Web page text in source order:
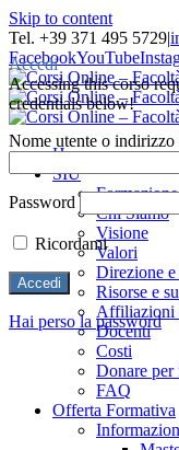
Skip to content
Tel. +39 371 495 5729|
FacebookYouTube
Home
SIU
Formazione
Chi Siamo
Visione
Valori
Direzione
Risorse e
Affiliazioni
Docenti
Costi
Donare per
FAQ
Offerta Formativa
Accedi
Accessing this corso
credentials below!
Nome utente o indirizzo
Password
Ricordami
Hai perso la password